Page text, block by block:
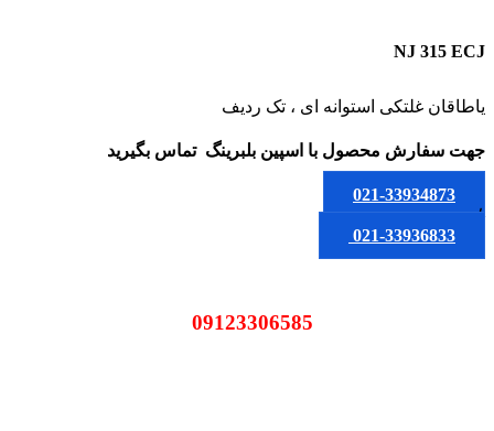
NJ 315 ECJ
یاطاقان غلتکی استوانه ای ، تک ردیف
جهت سفارش محصول با اسپین بلبرینگ تماس بگیرید
021-33934873
یا
021-33936833